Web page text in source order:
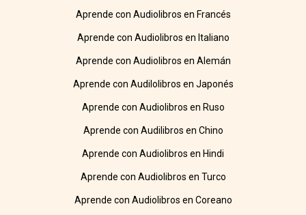
Aprende con Audiolibros en Francés
Aprende con Audiolibros en Italiano
Aprende con Audiolibros en Alemán
Aprende con Audilolibros en Japonés
Aprende con Audiolibros en Ruso
Aprende con Audilibros en Chino
Aprende con Audiolibros en Hindi
Aprende con Audiolibros en Turco
Aprende con Audiolibros en Coreano